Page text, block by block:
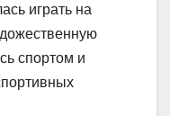
играть на
спортом и